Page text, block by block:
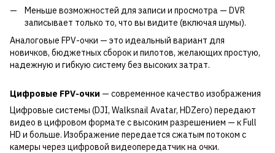
Меньше возможностей для записи и просмотра — DVR
записывает только то, что вы видите (включая шумы).
Аналоговые FPV-очки — это идеальный вариант для
новичков, бюджетных сборок и пилотов, желающих простую,
надежную и гибкую систему без высоких затрат.
Цифровые FPV-очки — современное качество изображения
Цифровые системы (DJI, Walksnail Avatar, HDZero) передают
видео в цифровом формате с высоким разрешением — к Full
HD и больше. Изображение передается сжатым потоком с
камеры через цифровой видеопередатчик на очки.